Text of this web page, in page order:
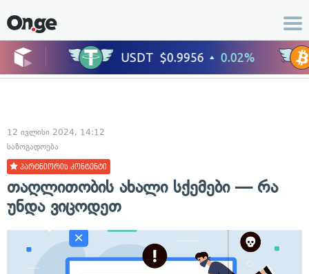
12 ივლისი 2024, 14:12
საზოგადოება
პარტნიორის კონტენტი
თაღლითობის ახალი სქემები — რა
უნდა ვიცოდეთ